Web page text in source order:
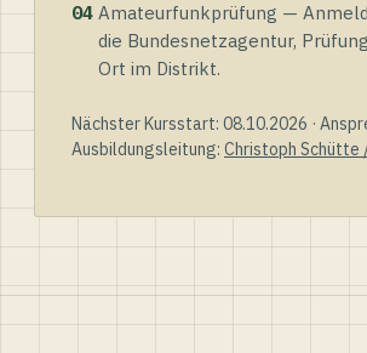
04 Amateurfunkprüfung —
die Bundesnetzagentur,
Ort im Distrikt.
Nächster Kursstart: 08.10.2026 ·
Ausbildungsleitung: Christoph Schütte